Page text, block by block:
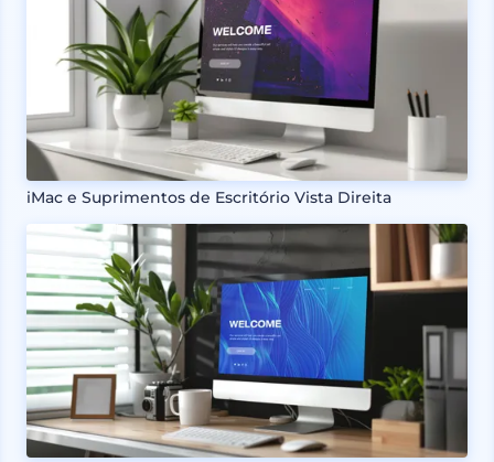
iMac e Suprimentos de Escritório Vista Direita